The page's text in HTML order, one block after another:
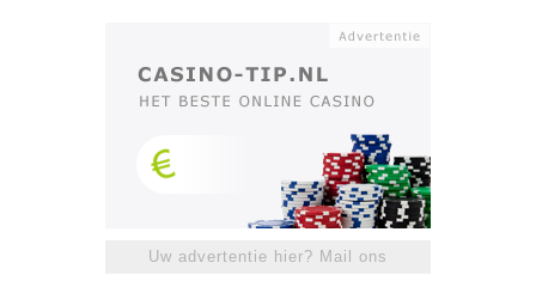
Uw advertentie hier? Mail ons